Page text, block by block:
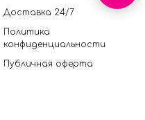
Доставка 24/7
Политика
конфиденциальности
Публичная оферта